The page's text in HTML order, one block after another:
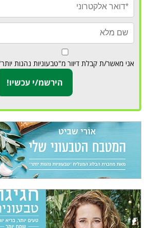
אני מאשר/ת קבלת דיוור מ"טבעוניות נהנות